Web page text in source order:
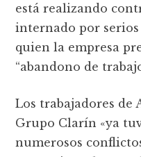
está realizando
internado por serios
quien la empresa
“abandono de
Los trabajadores de
Grupo Clarín «ya
numerosos